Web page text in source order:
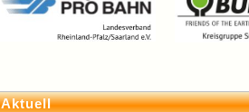
Aktuell